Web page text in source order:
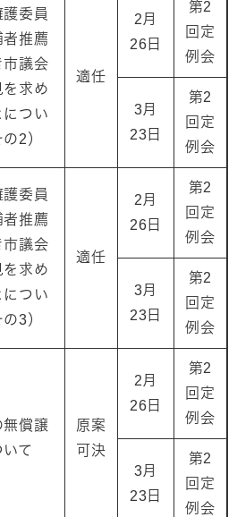
護委員
者推薦
市議会
を求め
につい
2）
適任
2月
26日
第2
回定
例会
3月
23日
第2
回定
例会
護委員
者推薦
市議会
を求め
につい
3）
適任
2月
26日
第2
回定
例会
3月
23日
第2
回定
例会
無償譲
て
原案
可決
2月
26日
第2
回定
例会
3月
23日
第2
回定
例会